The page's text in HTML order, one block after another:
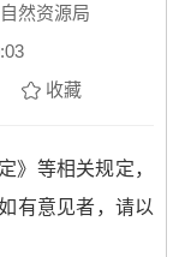
然资源局
收藏
》等相关规定，
有意见者，请以